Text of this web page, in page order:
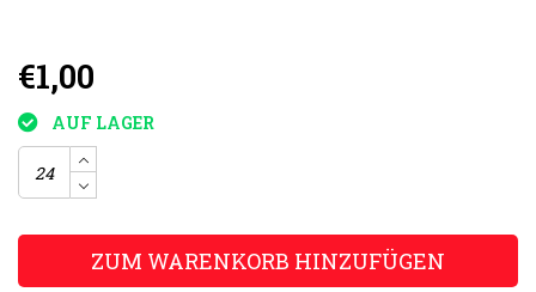
€1,00
AUF LAGER
ZUM WARENKORB HINZUFÜGEN